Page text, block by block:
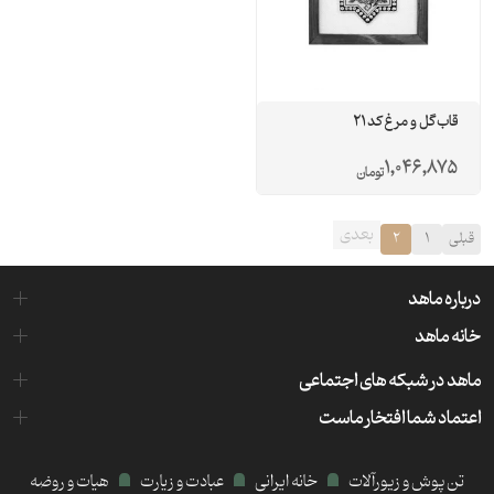
قاب گل و مرغ کد 21
1,046,875تومان
قبلی 1
2 بعدی
درباره ماهد
خانه ماهد
ماهد در شبکه های اجتماعی
اعتماد شما افتخار ماست
تن پوش و زیورآلات خانه ایرانی عبادت و زیارت
هیات و روضه